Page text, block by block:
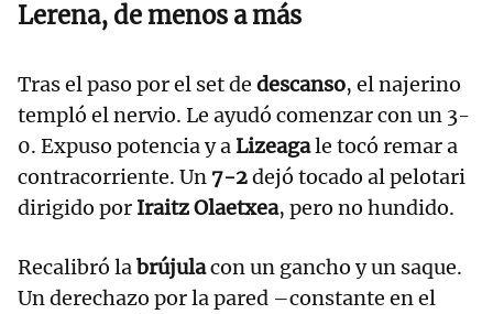
Lerena, de menos a más
Tras el paso por el set de descanso, el najerino
templó el nervio. Le ayudó comenzar con un 3-
0. Expuso potencia y a Lizeagale tocó remar a
contracorriente. Un 7-2dejó tocado al pelotari
dirigido por Iraitz Olaetxea, pero no hundido.
Recalibró la brújulacon un gancho y un saque.
Un derechazo por la pared –constante en el